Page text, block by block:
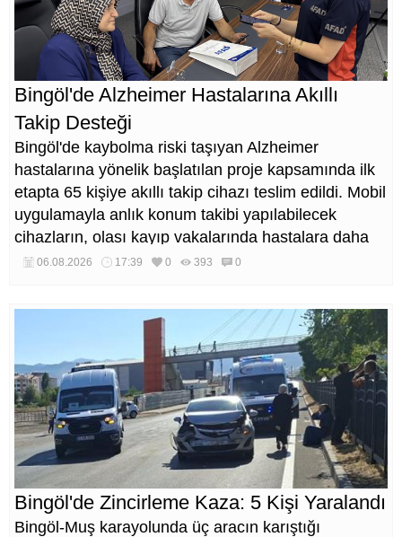
Bingöl'de Alzheimer Hastalarına Akıllı
Takip Desteği
Bingöl'de kaybolma riski taşıyan Alzheimer
hastalarına yönelik başlatılan proje kapsamında ilk
etapta 65 kişiye akıllı takip cihazı teslim edildi. Mobil
uygulamayla anlık konum takibi yapılabilecek
cihazların, olası kayıp vakalarında hastalara daha
kısa sürede ulaşılmasını sağlaması hedefleniyor.
06.08.2026 17:39 0 393 0
Bingöl'de Zincirleme Kaza: 5 Kişi Yaralandı
Bingöl-Muş karayolunda üç aracın karıştığı